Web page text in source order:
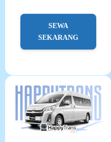
SEWA
SEKARANG